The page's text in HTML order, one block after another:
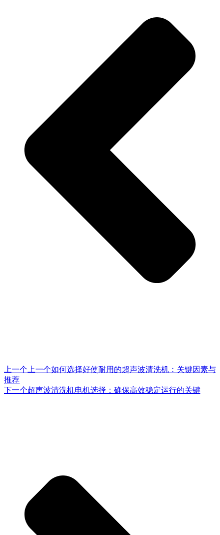
上一个 上一个如何选择好使耐用的超声波清洗机：关键因素与
推荐
下一个超声波清洗机电机选择：确保高效稳定运行的关键